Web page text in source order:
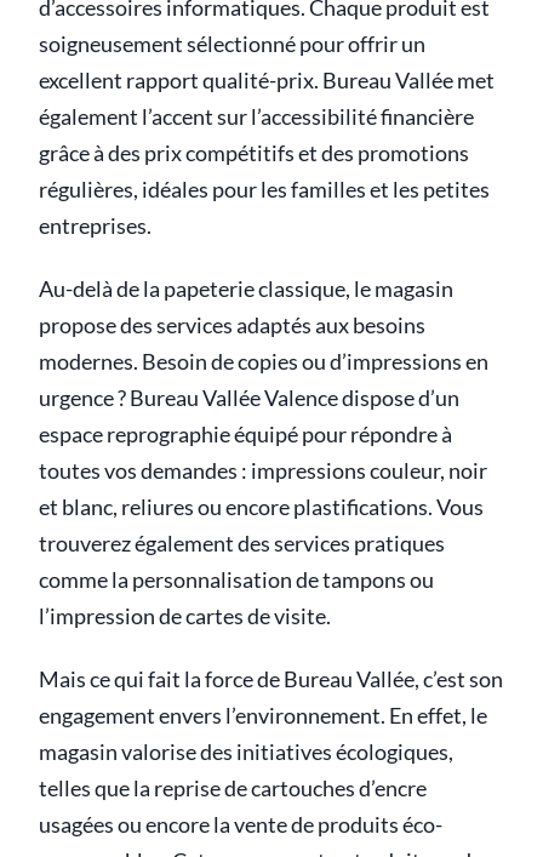
d’accessoires informatiques. Chaque produit est
soigneusement sélectionné pour offrir un
excellent rapport qualité-prix. Bureau Vallée met
également l’accent sur l’accessibilité financière
grâce à des prix compétitifs et des promotions
régulières, idéales pour les familles et les petites
entreprises.
Au-delà de la papeterie classique, le magasin
propose des services adaptés aux besoins
modernes. Besoin de copies ou d’impressions en
urgence ? Bureau Vallée Valence dispose d’un
espace reprographie équipé pour répondre à
toutes vos demandes : impressions couleur, noir
et blanc, reliures ou encore plastifications. Vous
trouverez également des services pratiques
comme la personnalisation de tampons ou
l’impression de cartes de visite.
Mais ce qui fait la force de Bureau Vallée, c’est son
engagement envers l’environnement. En effet, le
magasin valorise des initiatives écologiques,
telles que la reprise de cartouches d’encre
usagées ou encore la vente de produits éco-